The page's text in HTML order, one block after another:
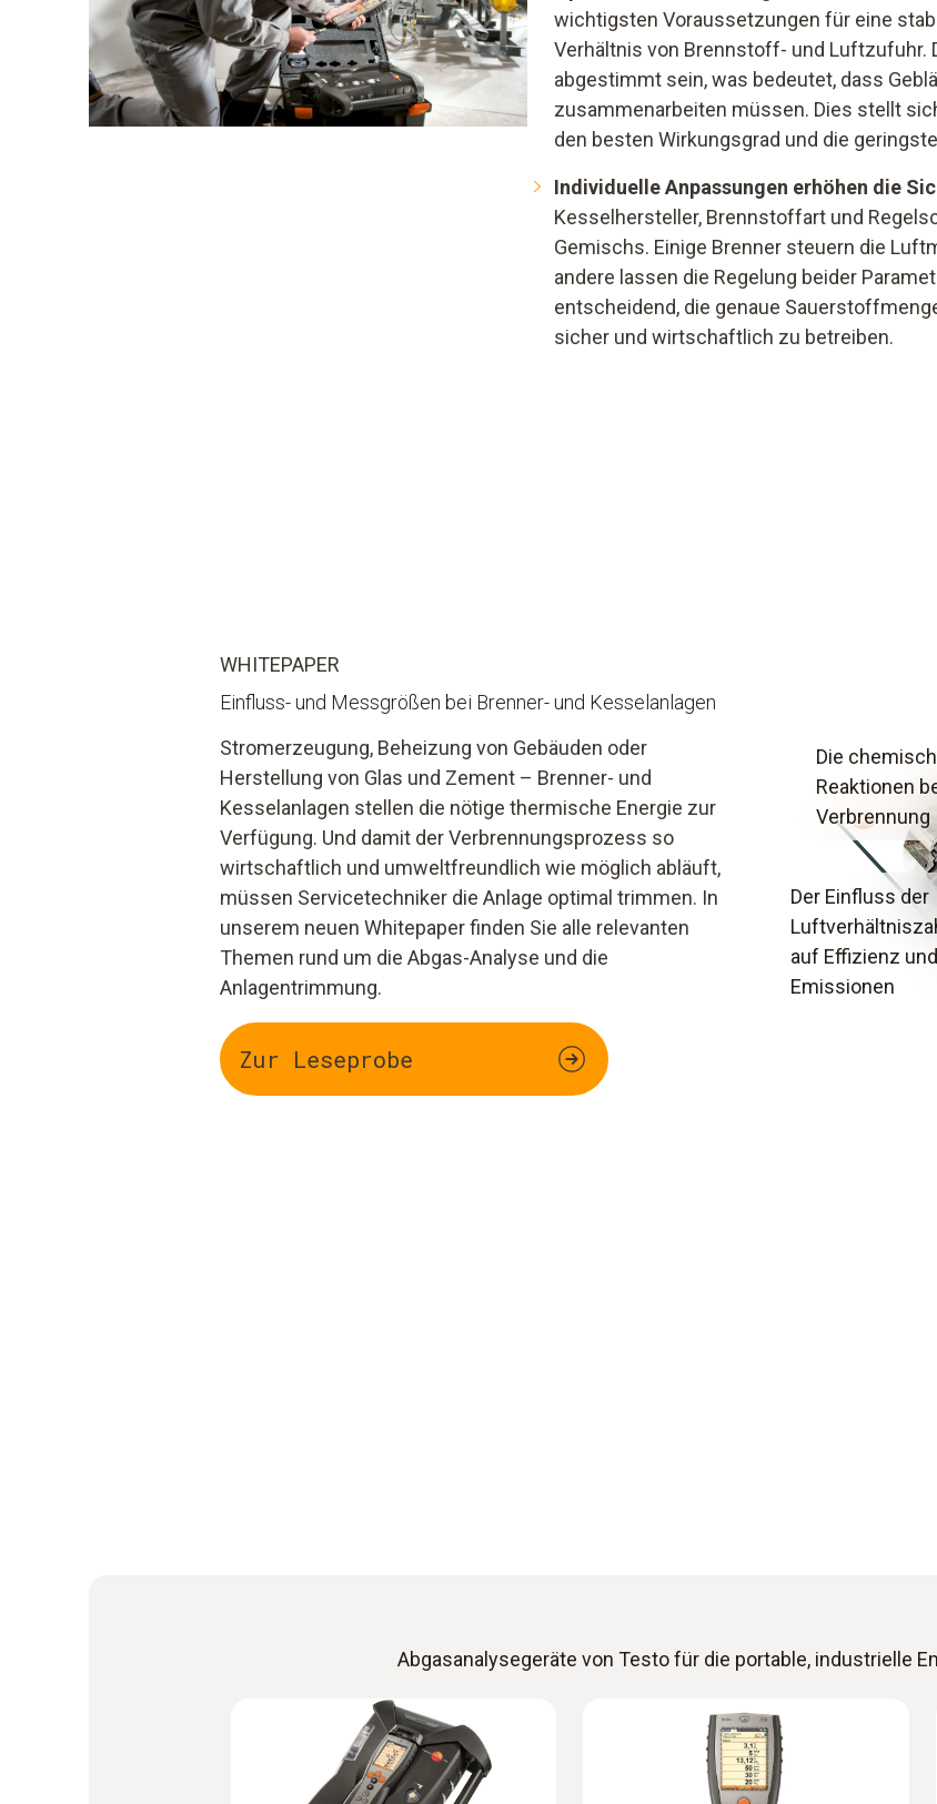
wichtigsten Voraussetzungen für eine
Verhältnis von Brennstoff- und Luftzufuhr.
abgestimmt sein, was bedeutet, dass
zusammenarbeiten müssen. Dies stellt
den besten Wirkungsgrad und die
Individuelle Anpassungen erhöhen die
Kesselhersteller, Brennstoffart und
Gemischs. Einige Brenner steuern die
andere lassen die Regelung beider
entscheidend, die genaue
sicher und wirtschaftlich zu betreiben.
WHITEPAPER
Einfluss- und Messgrößen bei Brenner- und Kesselanlagen
Stromerzeugung, Beheizung von Gebäuden oder
Herstellung von Glas und Zement – Brenner- und
Kesselanlagen stellen die nötige thermische Energie zur
Verfügung. Und damit der Verbrennungsprozess so
wirtschaftlich und umweltfreundlich wie möglich abläuft,
müssen Servicetechniker die Anlage optimal trimmen. In
unserem neuen Whitepaper finden Sie alle relevanten
Themen rund um die Abgas-Analyse und die
Anlagentrimmung.
Zur Leseprobe
Die
Reaktionen
Verbrennung
Der Einfluss der
auf Effizienz und
Emissionen
Abgasanalysegeräte von Testo für die portable, industrielle